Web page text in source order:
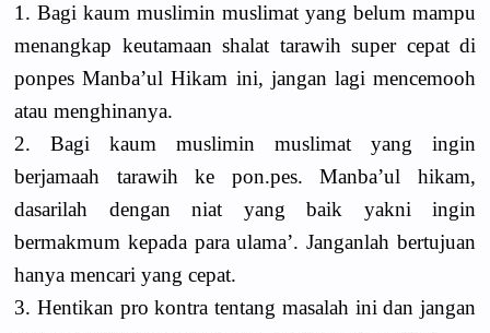
1. Bagi kaum muslimin muslimat yang belum mampu
menangkap keutamaan shalat tarawih super cepat di
ponpes Manba’ul Hikam ini, jangan lagi mencemooh
atau menghinanya.
2. Bagi kaum muslimin muslimat yang ingin
berjamaah tarawih ke pon.pes. Manba’ul hikam,
dasarilah dengan niat yang baik yakni ingin
bermakmum kepada para ulama’. Janganlah bertujuan
hanya mencari yang cepat.
3. Hentikan pro kontra tentang masalah ini dan jangan